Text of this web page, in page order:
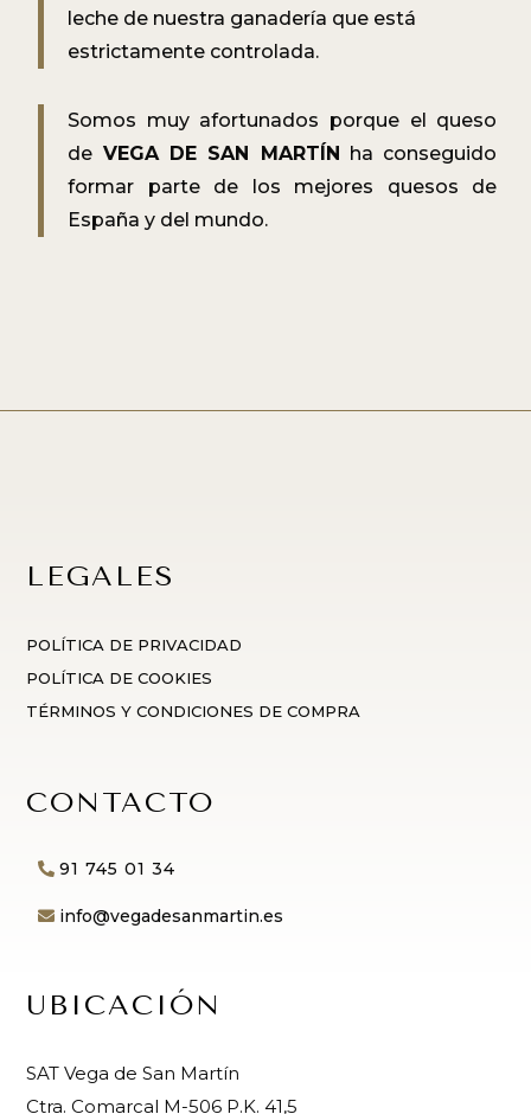
leche de nuestra ganadería que está
estrictamente controlada.
Somos muy afortunados porque el queso
de VEGA DE SAN MARTÍN ha conseguido
formar parte de los mejores quesos de
España y del mundo.
LEGALES
POLÍTICA DE PRIVACIDAD
POLÍTICA DE COOKIES
TÉRMINOS Y CONDICIONES DE COMPRA
CONTACTO
91 745 01 34
info@vegadesanmartin.es
UBICACIÓN
SAT Vega de San Martín
Ctra. Comarcal M-506 P.K. 41,5